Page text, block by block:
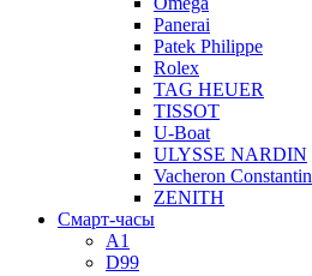
Panerai
Patek Philippe
Rolex
TAG HEUER
TISSOT
U-Boat
ULYSSE NARDIN
Vacheron Constantin
ZENITH
Смарт-часы
A1
D99